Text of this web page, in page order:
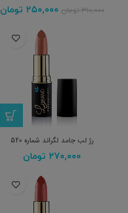
۳۱۰,۰۰۰ تومان ۲۵۰,۰۰۰ تومان
رژ لب جامد لگراند شماره 520
۲۷۰,۰۰۰ تومان